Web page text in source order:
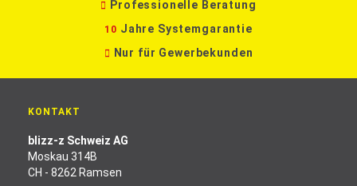
Professionelle Beratung
10 Jahre Systemgarantie
Nur für Gewerbekunden
KONTAKT
blizz-z Schweiz AG
Moskau 314B
CH - 8262 Ramsen